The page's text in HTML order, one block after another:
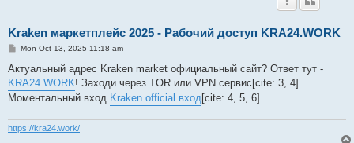
Kraken маркетплейс 2025 - Рабочий доступ KRA24.WORK
P
s
Mon Oct 13, 2025 11:18 am
Актуальный адрес Kraken market официальный сайт? Ответ тут -
KRA24.WORK! Заходи через TOR или VPN сервис[cite: 3, 4].
Моментальный вход Kraken official вход [cite: 4, 5, 6].
https://kra24.work/